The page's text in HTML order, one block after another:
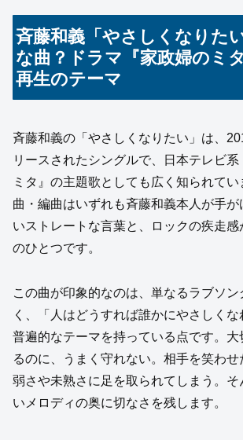
斉藤和義「やさしくなりた
な曲？ドラマ『家政婦のミ
再生のテーマ
斉藤和義の「やさしくなりたい」は、
リースされたシングルで、日本テレビ
ミタ』の主題歌としても広く知られて
曲・編曲はいずれも斉藤和義本人が手が
いストレートな言葉と、ロックの疾走感
のひとつです。
この曲が印象的なのは、単なるラブソ
く、「人はどうすれば誰かにやさしくな
普遍的なテーマを持っている点です。大
るのに、うまく守れない。相手を笑わ
弱さや未熟さに足を取られてしまう。そ
いメロディの奥に切なさを残します。